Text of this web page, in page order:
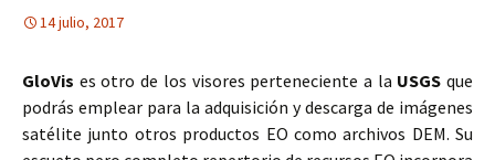
14 julio, 2017
GloVis es otro de los visores perteneciente a la USGS que
podrás emplear para la adquisición y descarga de imágenes
satélite junto otros productos EO como archivos DEM. Su